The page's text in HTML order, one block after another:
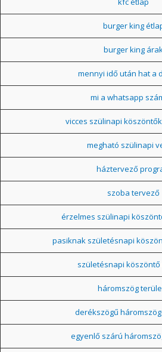
burger king
burger king
mennyi idő után hat a
mi a whatsapp
vicces szülinapi
megható szülinapi
háztervező
szoba tervező
érzelmes szülinapi
pasiknak születésnapi
születésnapi
háromszög
derékszögű
egyenlő szárú